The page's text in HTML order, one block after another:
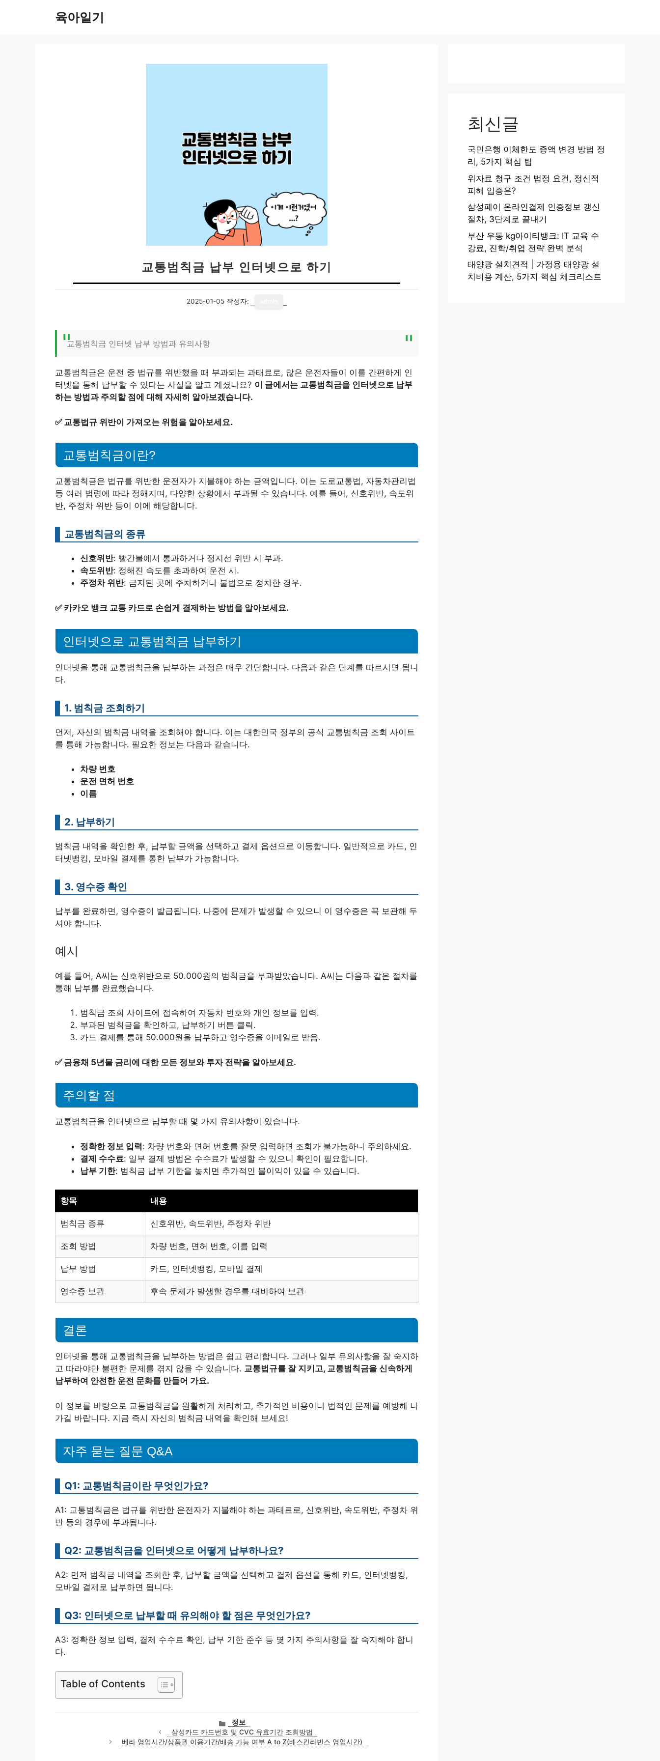
육아일기
교통범칙금 납부 인터넷으로 하기
2025-01-05 작성자:
교통범칙금 인터넷 납부 방법과 유의사항
교통범칙금은 운전 중 법규를 위반했을 때 부과되는 과태료로, 많은 운전자들이 이를 간편하게 인
터넷을 통해 납부할 수 있다는 사실을 알고 계셨나요? 이 글에서는 교통범칙금을 인터넷으로 납부
하는 방법과 주의할 점에 대해 자세히 알아보겠습니다.
✅ 교통법규 위반이 가져오는 위험을 알아보세요.
교통범칙금이란?
교통범칙금은 법규를 위반한 운전자가 지불해야 하는 금액입니다. 이는 도로교통법, 자동차관리법
등 여러 법령에 따라 정해지며, 다양한 상황에서 부과될 수 있습니다. 예를 들어, 신호위반, 속도위
반, 주정차 위반 등이 이에 해당합니다.
교통범칙금의 종류
신호위반: 빨간불에서 통과하거나 정지선 위반 시 부과.
속도위반: 정해진 속도를 초과하여 운전 시.
주정차 위반: 금지된 곳에 주차하거나 불법으로 정차한 경우.
✅ 카카오 뱅크 교통 카드로 손쉽게 결제하는 방법을 알아보세요.
인터넷으로 교통범칙금 납부하기
인터넷을 통해 교통범칙금을 납부하는 과정은 매우 간단합니다. 다음과 같은 단계를 따르시면 됩니
다.
1. 범칙금 조회하기
먼저, 자신의 범칙금 내역을 조회해야 합니다. 이는 대한민국 정부의 공식 교통범칙금 조회 사이트
를 통해 가능합니다. 필요한 정보는 다음과 같습니다.
차량 번호
운전 면허 번호
이름
2. 납부하기
범칙금 내역을 확인한 후, 납부할 금액을 선택하고 결제 옵션으로 이동합니다. 일반적으로 카드, 인
터넷뱅킹, 모바일 결제를 통한 납부가 가능합니다.
3. 영수증 확인
납부를 완료하면, 영수증이 발급됩니다. 나중에 문제가 발생할 수 있으니 이 영수증은 꼭 보관해 두
셔야 합니다.
예시
예를 들어, A씨는 신호위반으로 50.000원의 범칙금을 부과받았습니다. A씨는 다음과 같은 절차를
통해 납부를 완료했습니다.
범칙금 조회 사이트에 접속하여 자동차 번호와 개인 정보를 입력.
부과된 범칙금을 확인하고, 납부하기 버튼 클릭.
카드 결제를 통해 50.000원을 납부하고 영수증을 이메일로 받음.
✅ 금융채 5년물 금리에 대한 모든 정보와 투자 전략을 알아보세요.
주의할 점
교통범칙금을 인터넷으로 납부할 때 몇 가지 유의사항이 있습니다.
정확한 정보 입력: 차량 번호와 면허 번호를 잘못 입력하면 조회가 불가능하니 주의하세요.
결제 수수료: 일부 결제 방법은 수수료가 발생할 수 있으니 확인이 필요합니다.
납부 기한: 범칙금 납부 기한을 놓치면 추가적인 불이익이 있을 수 있습니다.
항목 내용
범칙금 종류 신호위반, 속도위반, 주정차 위반
조회 방법 차량 번호, 면허 번호, 이름 입력
납부 방법 카드, 인터넷뱅킹, 모바일 결제
영수증 보관 후속 문제가 발생할 경우를 대비하여 보관
결론
인터넷을 통해 교통범칙금을 납부하는 방법은 쉽고 편리합니다. 그러나 일부 유의사항을 잘 숙지하
고 따라야만 불편한 문제를 겪지 않을 수 있습니다. 교통법규를 잘 지키고, 교통범칙금을 신속하게
납부하여 안전한 운전 문화를 만들어 가요.
이 정보를 바탕으로 교통범칙금을 원활하게 처리하고, 추가적인 비용이나 법적인 문제를 예방해 나
가길 바랍니다. 지금 즉시 자신의 범칙금 내역을 확인해 보세요!
자주 묻는 질문 Q&A
Q1: 교통범칙금이란 무엇인가요?
A1: 교통범칙금은 법규를 위반한 운전자가 지불해야 하는 과태료로, 신호위반, 속도위반, 주정차 위
반 등의 경우에 부과됩니다.
Q2: 교통범칙금을 인터넷으로 어떻게 납부하나요?
A2: 먼저 범칙금 내역을 조회한 후, 납부할 금액을 선택하고 결제 옵션을 통해 카드, 인터넷뱅킹,
모바일 결제로 납부하면 됩니다.
Q3: 인터넷으로 납부할 때 유의해야 할 점은 무엇인가요?
A3: 정확한 정보 입력, 결제 수수료 확인, 납부 기한 준수 등 몇 가지 주의사항을 잘 숙지해야 합니
다.
Table of Contents
카
테
고
정보
삼성카드 카드번호 및 CVC 유효기간 조회방법
베라 영업시간/상품권 이용기간/배송 가능 여부 A to Z(배스킨라빈스 영업시간)
최신글
국민은행 이체한도 증액 변경 방법 정
리, 5가지 핵심 팁
위자료 청구 조건 법정 요건, 정신적
피해 입증은?
삼성페이 온라인결제 인증정보 갱신
절차, 3단계로 끝내기
부산 우동 kg아이티뱅크: IT 교육 수
강료, 진학/취업 전략 완벽 분석
태양광 설치견적 | 가정용 태양광 설
치비용 계산, 5가지 핵심 체크리스트